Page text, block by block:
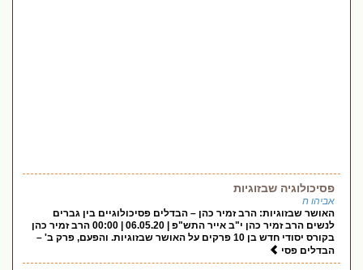
פסיכולוגיה שבזוגיות
אביהו ח
האושר שבזוגיות: הרב זמיר כהן – הבדלים פסיכולוגיים בין גברים
לנשים הרב זמיר כהן י"ב אייר התש"פ | 06.05.20 | 00:00 הרב זמיר כהן
בקורס יסודי חדש בן 10 פרקים על האושר שבזוגיות. והפעם, פרק ב' –
הבדלים פסי